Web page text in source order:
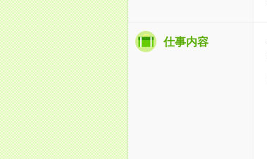
仕事内容